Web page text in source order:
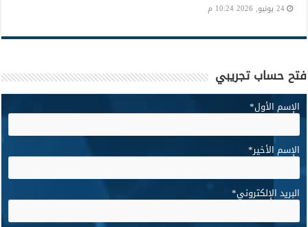
24 يونيو, 2026 10:24 م
فتح حساب تجريبي
الإسم الأول*
الإسم الأخير*
البريد الإلكتروني*